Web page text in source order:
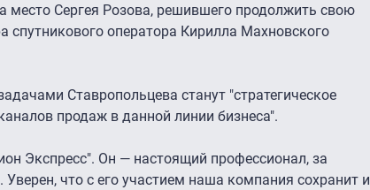
место Сергея Розова, решившего продолжить свою
спутникового оператора Кирилла Махновского
Ставропольцева станут "стратегическое
продаж в данной линии бизнеса".
Экспресс". Он — настоящий профессионал, за
что с его участием наша компания сохранит и